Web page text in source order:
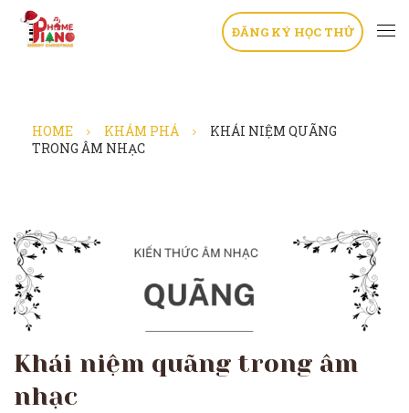
ĐĂNG KÝ HỌC THỬ
HOME KHÁM PHÁ
KHÁI NIỆM QUÃNG
TRONG ÂM NHẠC
Khái niệm quãng trong âm
nhạc